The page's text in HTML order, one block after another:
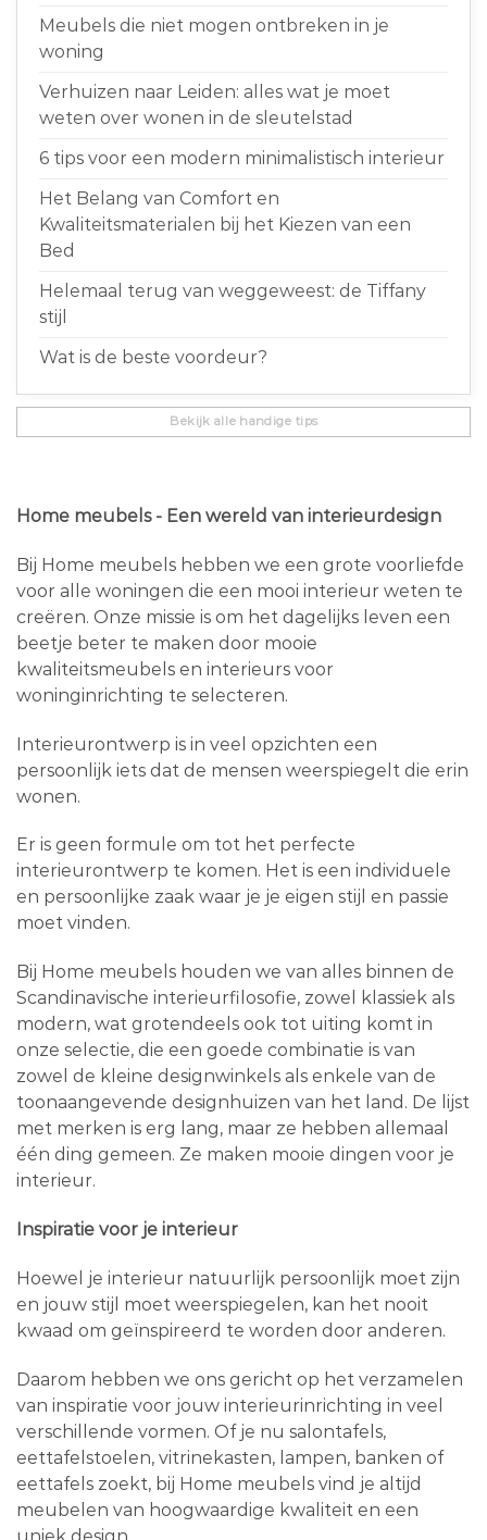
Meubels die niet mogen ontbreken in je
woning
Verhuizen naar Leiden: alles wat je moet
weten over wonen in de sleutelstad
6 tips voor een modern minimalistisch interieur
Het Belang van Comfort en
Kwaliteitsmaterialen bij het Kiezen van een
Bed
Helemaal terug van weggeweest: de Tiffany
stijl
Wat is de beste voordeur?
Bekijk alle handige tips
Home meubels - Een wereld van interieurdesign
Bij Home meubels hebben we een grote voorliefde
voor alle woningen die een mooi interieur weten te
creëren. Onze missie is om het dagelijks leven een
beetje beter te maken door mooie
kwaliteitsmeubels en interieurs voor
woninginrichting te selecteren.
Interieurontwerp is in veel opzichten een
persoonlijk iets dat de mensen weerspiegelt die erin
wonen.
Er is geen formule om tot het perfecte
interieurontwerp te komen. Het is een individuele
en persoonlijke zaak waar je je eigen stijl en passie
moet vinden.
Bij Home meubels houden we van alles binnen de
Scandinavische interieurfilosofie, zowel klassiek als
modern, wat grotendeels ook tot uiting komt in
onze selectie, die een goede combinatie is van
zowel de kleine designwinkels als enkele van de
toonaangevende designhuizen van het land. De lijst
met merken is erg lang, maar ze hebben allemaal
één ding gemeen. Ze maken mooie dingen voor je
interieur.
Inspiratie voor je interieur
Hoewel je interieur natuurlijk persoonlijk moet zijn
en jouw stijl moet weerspiegelen, kan het nooit
kwaad om geïnspireerd te worden door anderen.
Daarom hebben we ons gericht op het verzamelen
van inspiratie voor jouw interieurinrichting in veel
verschillende vormen. Of je nu salontafels,
eettafelstoelen, vitrinekasten, lampen, banken of
eettafels zoekt, bij Home meubels vind je altijd
meubelen van hoogwaardige kwaliteit en een
uniek design.